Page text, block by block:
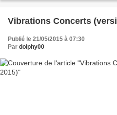
Vibrations Concerts
Publié le 21/05/2015 à 07:30
Par dolphy00